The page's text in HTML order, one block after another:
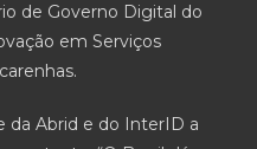
de Governo Digital do
em Serviços
da Abrid e do InterID a